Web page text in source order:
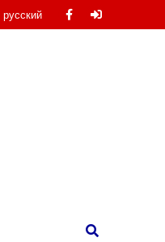
русский
Facebook
Search:
​ຕິດ​ຕໍ່​ເຮົາ Search: